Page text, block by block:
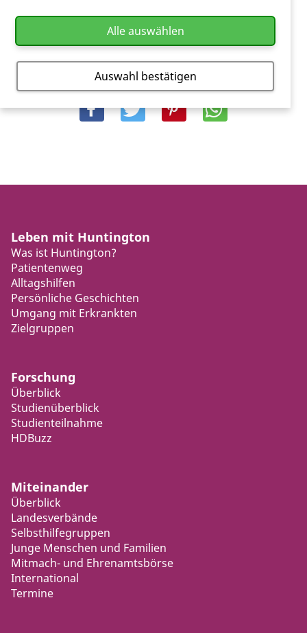
Viel Freude damit!
Leben mit Huntington
Was ist Huntington?
Patientenweg
Alltagshilfen
Persönliche Geschichten
Umgang mit Erkrankten
Zielgruppen
Forschung
Überblick
Studienüberblick
Studienteilnahme
HDBuzz
Miteinander
Überblick
Landesverbände
Selbsthilfegruppen
Junge Menschen und Familien
Mitmach- und Ehrenamtsbörse
International
Termine
Alle auswählen
Auswahl bestätigen